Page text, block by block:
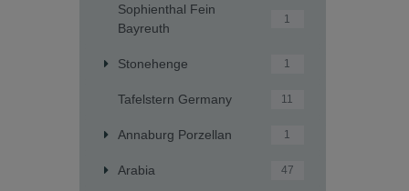
Sophienthal Fein
Bayreuth
1
Stonehenge 1
Tafelstern Germany 11
Annaburg Porzellan 1
Arabia 47